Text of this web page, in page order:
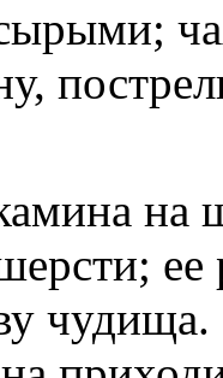
на
чудища.